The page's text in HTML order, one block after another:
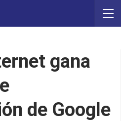
gana
de Google